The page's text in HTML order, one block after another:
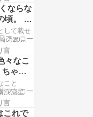
ント
斎藤真美
しなくて
01-22
ならな
頃。 ＃
して載せ
の20年
くならな
んもやや
？でも頑
ルジョ
還暦祝い
★お酒が
言
々なこ
ゃん
、
こと
浜流星君
のは駅
がチェ
言
これで